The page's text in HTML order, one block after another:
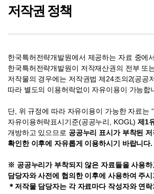
저작권 정책
한국특허전략개발원에서 제공하는 자료 중에서
한국특허전략개발원이 저작재산권의 전부 또
저작물의 경우에는 저작권법 제24조의2(공공
따라 별도의 이용허락없이 자유이용이 가능합
단, 위 규정에 따라 자유이용이 가능한 자료는
자유이용허락표시기준(공공누리, KOGL)제1
개방하고 있으므로 공공누리 표시가 부착된 저
확인한 이후에 자유롭게 이용하시기 바랍니다.
※ 공공누리가 부착되지 않은 자료들을 사용
담당자와 사전에 협의한 이후에 사용하여 주
＊저작물 담당자는 각 자료마다 작성자와 연